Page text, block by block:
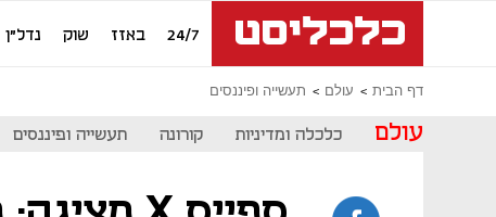
24/7 באזז שוק נדל"ן
דף הבית עולם תעשייה ופיננסים
עולם כלכלה ומדיניות קורונה תעשייה ופיננסים